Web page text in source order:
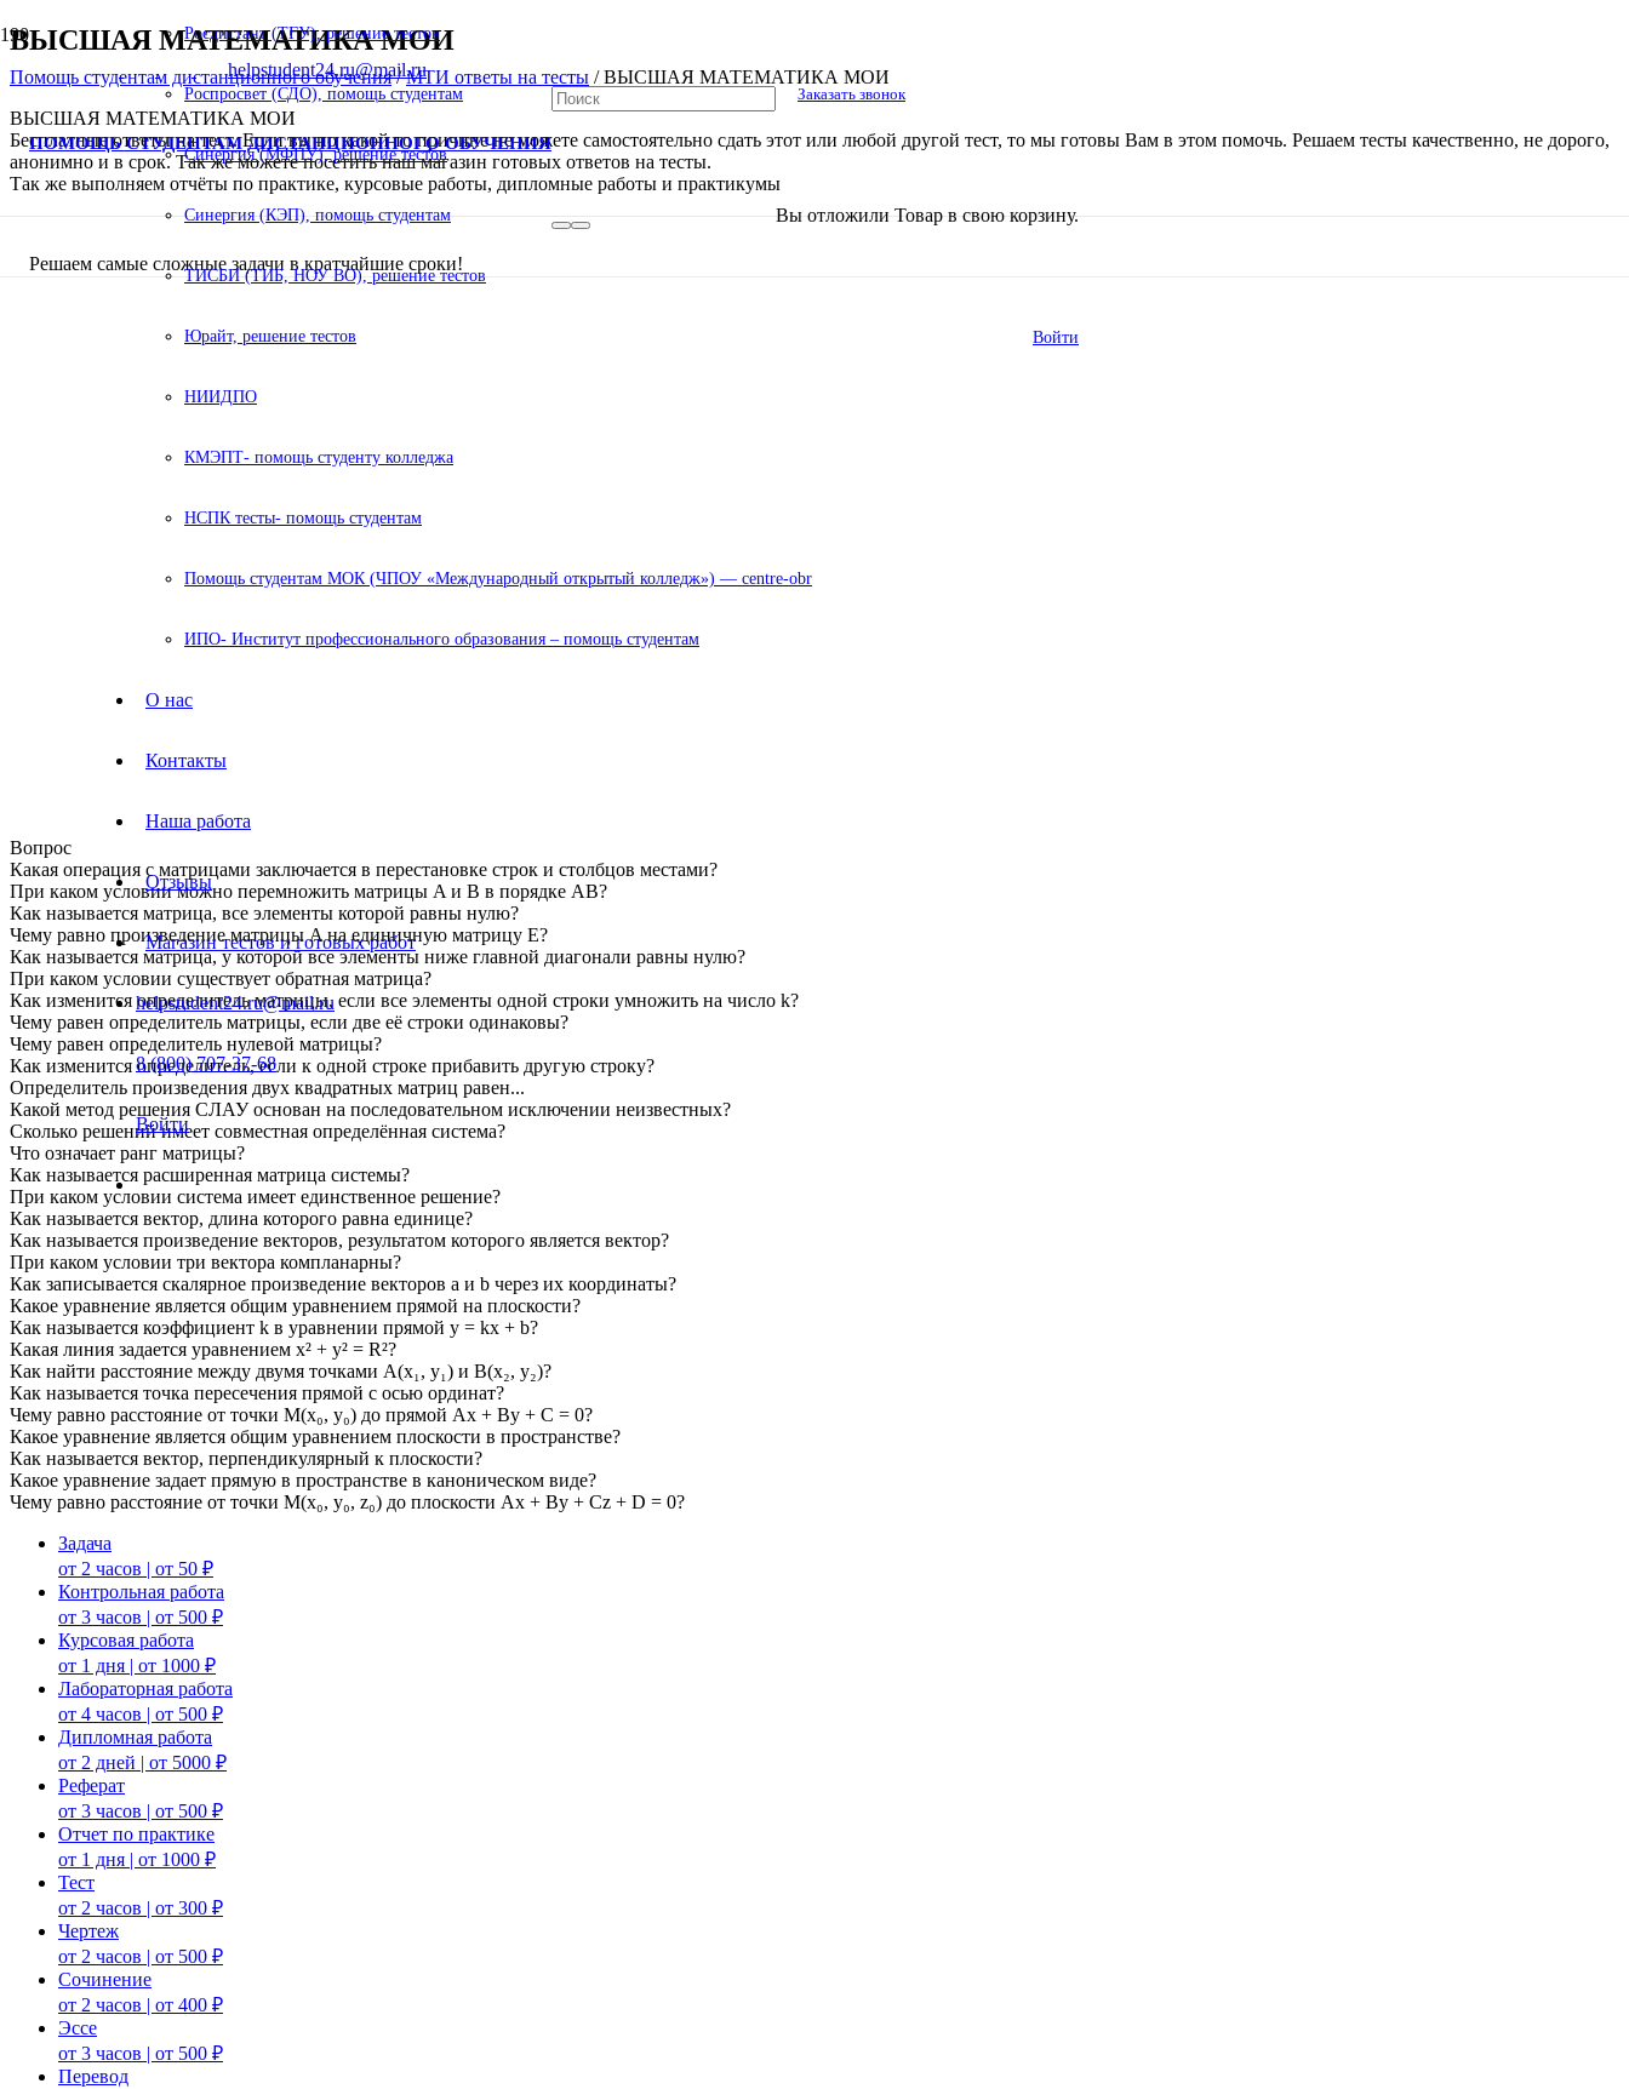
helpstudent24.ru@mail.ru
ПОМОЩЬ СТУДЕНТАМ ДИСТАНЦИОННОГО ОБУЧЕНИЯ
Решаем самые сложные задачи в кратчайшие сроки!
В списке найденных результатов используйте стрелки вверх и вниз для выбора
Заказать звонок
Вы отложили Товар в свою корзину.
Войти
Росдистант (ТГУ), решение тестов
Роспросвет (СДО), помощь студентам
Синергия (МФПУ), решение тестов
Синергия (КЭП), помощь студентам
ТИСБИ (ТИБ, НОУ ВО), решение тестов
Юрайт, решение тестов
НИИДПО
КМЭПТ- помощь студенту колледжа
НСПК тесты- помощь студентам
Помощь студентам МОК (ЧПОУ «Международный открытый колледж») — centre-obr
ИПО- Институт профессионального образования – помощь студентам
О нас
Контакты
Наша работа
Отзывы
Магазин тестов и готовых работ
helpstudent24.ru@mail.ru
8 (800) 707-37-68
Войти
ВЫСШАЯ МАТЕМАТИКА МОИ
Помощь студентам дистанционного обучения/МТИ ответы на тесты /ВЫСШАЯ МАТЕМАТИКА МОИ
ВЫСШАЯ МАТЕМАТИКА МОИ
Бесплатные ответы на тест. Если вы по какой то причине не можете самостоятельно сдать этот или любой другой тест, то мы готовы Вам в этом помочь. Решаем тесты качественно, не дорого,
анонимно и в срок. Так же можете посетить наш магазин готовых ответов на тесты.
Так же выполняем отчёты по практике, курсовые работы, дипломные работы и практикумы
Вопрос
Какая операция с матрицами заключается в перестановке строк и столбцов местами?
При каком условии можно перемножить матрицы A и B в порядке AB?
Как называется матрица, все элементы которой равны нулю?
Чему равно произведение матрицы A на единичную матрицу E?
Как называется матрица, у которой все элементы ниже главной диагонали равны нулю?
При каком условии существует обратная матрица?
Как изменится определитель матрицы, если все элементы одной строки умножить на число k?
Чему равен определитель матрицы, если две её строки одинаковы?
Чему равен определитель нулевой матрицы?
Как изменится определитель, если к одной строке прибавить другую строку?
Определитель произведения двух квадратных матриц равен...
Какой метод решения СЛАУ основан на последовательном исключении неизвестных?
Сколько решений имеет совместная определённая система?
Что означает ранг матрицы?
Как называется расширенная матрица системы?
При каком условии система имеет единственное решение?
Как называется вектор, длина которого равна единице?
Как называется произведение векторов, результатом которого является вектор?
При каком условии три вектора компланарны?
Как записывается скалярное произведение векторов a и b через их координаты?
Какое уравнение является общим уравнением прямой на плоскости?
Как называется коэффициент k в уравнении прямой y = kx + b?
Какая линия задается уравнением x² + y² = R²?
Как найти расстояние между двумя точками A(x₁, y₁) и B(x₂, y₂)?
Как называется точка пересечения прямой с осью ординат?
Чему равно расстояние от точки M(x₀, y₀) до прямой Ax + By + C = 0?
Какое уравнение является общим уравнением плоскости в пространстве?
Как называется вектор, перпендикулярный к плоскости?
Какое уравнение задает прямую в пространстве в каноническом виде?
Чему равно расстояние от точки M(x₀, y₀, z₀) до плоскости Ax + By + Cz + D = 0?
Задача
от 2 часов | от 50 ₽
Контрольная работа
от 3 часов | от 500 ₽
Курсовая работа
от 1 дня | от 1000 ₽
Лабораторная работа
от 4 часов | от 500 ₽
Дипломная работа
от 2 дней | от 5000 ₽
Реферат
от 3 часов | от 500 ₽
Отчет по практике
от 1 дня | от 1000 ₽
Тест
от 2 часов | от 300 ₽
Чертеж
от 2 часов | от 500 ₽
Сочинение
от 2 часов | от 400 ₽
Эссе
от 3 часов | от 500 ₽
Перевод